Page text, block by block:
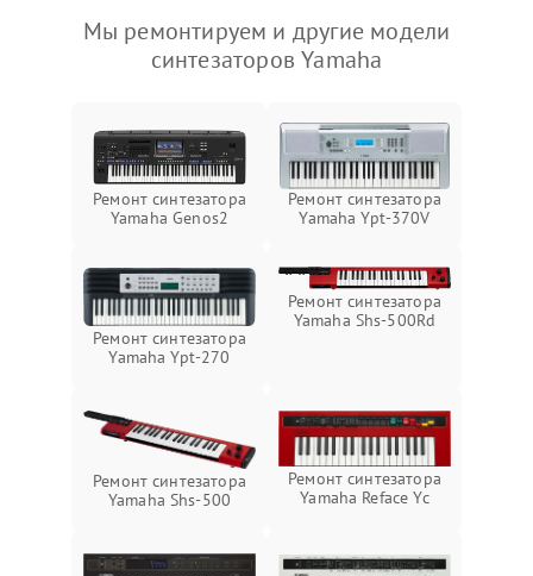
Мы ремонтируем и другие модели
синтезаторов Yamaha
Ремонт синтезатора
Yamaha Genos2
Ремонт синтезатора
Yamaha Ypt-370V
Ремонт синтезатора
Yamaha Ypt-270
Ремонт синтезатора
Yamaha Shs-500Rd
Ремонт синтезатора
Yamaha Shs-500
Ремонт синтезатора
Yamaha Reface Yc